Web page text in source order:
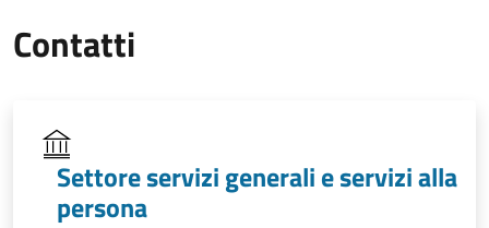
Contatti
Settore servizi generali e servizi alla
persona